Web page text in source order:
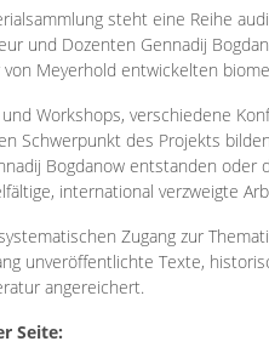
steht eine Reihe
und Dozenten Gennadij
Meyerhold entwickelten
Workshops, verschiedene
Schwerpunkt des Projekts
Bogdanow entstanden oder
international verzweigte
Zugang zur
unveröffentlichte Texte,
angereichert.
Seite: